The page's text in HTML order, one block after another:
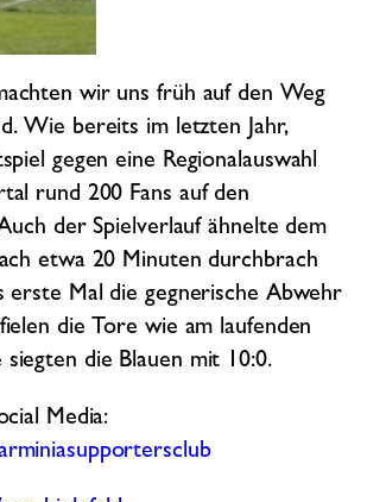
wir uns früh auf den Weg
Wie bereits im letzten Jahr,
gegen eine Regionalauswahl
rund 200 Fans auf den
der Spielverlauf ähnelte dem
etwa 20 Minuten durchbrach
erste Mal die gegnerische Abwehr
die Tore wie am laufenden
siegten die Blauen mit 10:0.
Media: